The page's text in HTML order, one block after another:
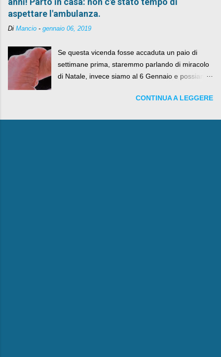
aspettare l'ambulanza.
Di Mancio - gennaio 06, 2019
Se questa vicenda fosse accaduta un paio di
settimane prima, staremmo parlando di miracolo
di Natale, invece siamo al 6 Gennaio e possiamo
e la Befana, visto il lieto epilogo della vicenda.
CONTINUA A LEGGERE